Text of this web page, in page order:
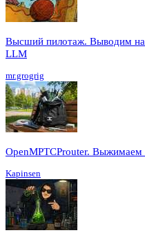
Высший пилотаж. Выводим на
LLM
mr.grogrig
OpenMPTCProuter. Выжимаем
Kapinsen